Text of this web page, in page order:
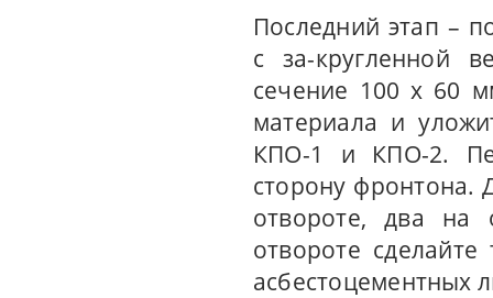
Последний этап –
с за-кругленной
сечение 100 х 60
материала и
КПО-1 и КПО-2.
сторону фронтона.
отвороте, два на
отвороте
асбестоцементных